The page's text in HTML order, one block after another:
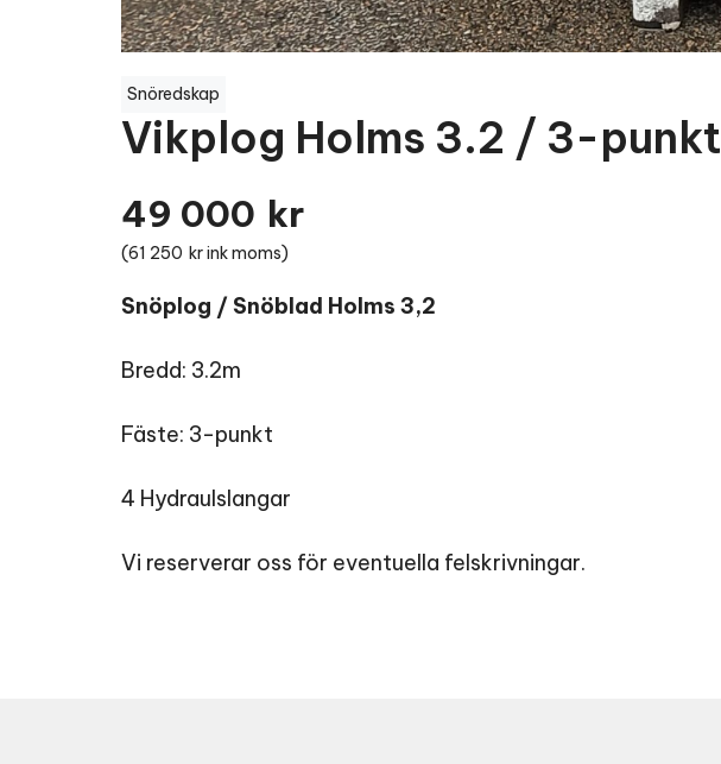
Snöredskap
Vikplog Holms 3.2 / 3-punkt
49 000 kr
(61 250 kr ink moms)
Snöplog / Snöblad Holms 3,2
Bredd: 3.2m
Fäste: 3-punkt
4 Hydraulslangar
Vi reserverar oss för eventuella felskrivningar.